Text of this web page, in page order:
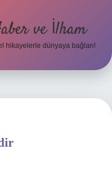
ve İlham
hikayelerle dünyaya bağlan!